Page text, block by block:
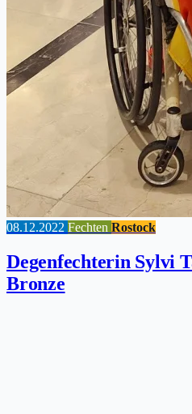
08.12.2022 Fechten Rostock
Degenfechterin Sylvi
Bronze